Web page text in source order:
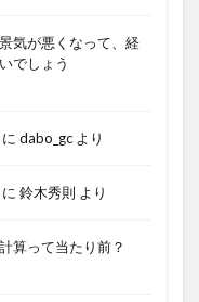
気が悪くなって、経
でしょう
に dabo_gc より
に 鈴木秀則 より
算って当たり前？